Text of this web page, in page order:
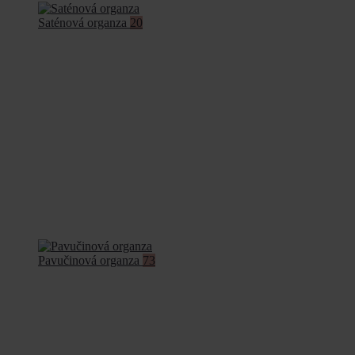
Saténová organza 20
Pavučinová organza 73